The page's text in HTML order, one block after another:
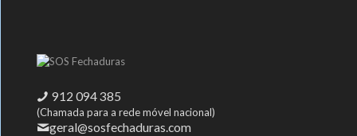
912 094 385
(Chamada para a rede móvel nacional)
geral@sosfechaduras.com